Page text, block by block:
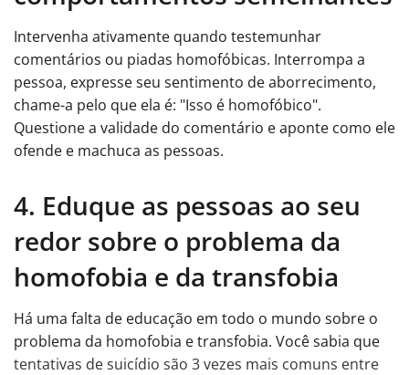
Intervenha ativamente quando testemunhar
comentários ou piadas homofóbicas. Interrompa a
pessoa, expresse seu sentimento de aborrecimento,
chame-a pelo que ela é: "Isso é homofóbico".
Questione a validade do comentário e aponte como ele
ofende e machuca as pessoas.
4. Eduque as pessoas ao seu
redor sobre o problema da
homofobia e da transfobia
Há uma falta de educação em todo o mundo sobre o
problema da homofobia e transfobia. Você sabia que
tentativas de suicídio são 3 vezes mais comuns entre